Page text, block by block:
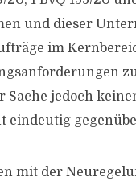
und dieser
im
jedoch
mit der